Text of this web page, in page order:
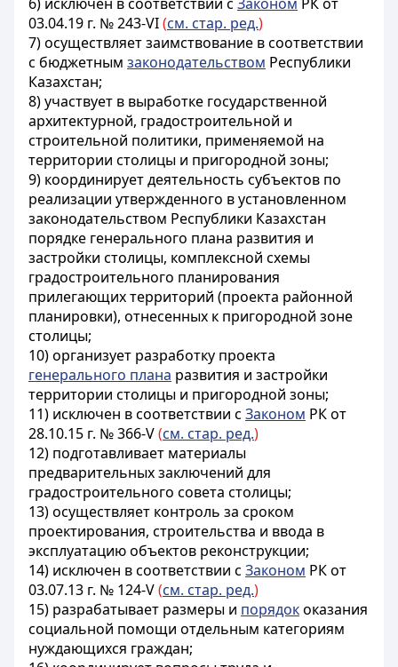
03.04.19 г. № 243-VI(см. стар. ред.)
7) осуществляет заимствование в соответствии
с бюджетным законодательством Республики
Казахстан;
8) участвует в выработке государственной
архитектурной, градостроительной и
строительной политики, применяемой на
территории столицы и пригородной зоны;
9) координирует деятельность субъектов по
реализации утвержденного в установленном
законодательством Республики Казахстан
порядке генерального плана развития и
застройки столицы, комплексной схемы
градостроительного планирования
прилегающих территорий (проекта районной
планировки), отнесенных к пригородной зоне
столицы;
10) организует разработку проекта
генерального плана развития и застройки
территории столицы и пригородной зоны;
11) исключен в соответствии с Законом РК от
28.10.15 г. № 366-V(см. стар. ред.)
12) подготавливает материалы
предварительных заключений для
градостроительного совета столицы;
13) осуществляет контроль за сроком
проектирования, строительства и ввода в
эксплуатацию объектов реконструкции;
14) исключен в соответствии с Законом РК от
03.07.13 г. № 124-V(см. стар. ред.)
15) разрабатывает размеры и порядококазания
социальной помощи отдельным категориям
нуждающихся граждан;